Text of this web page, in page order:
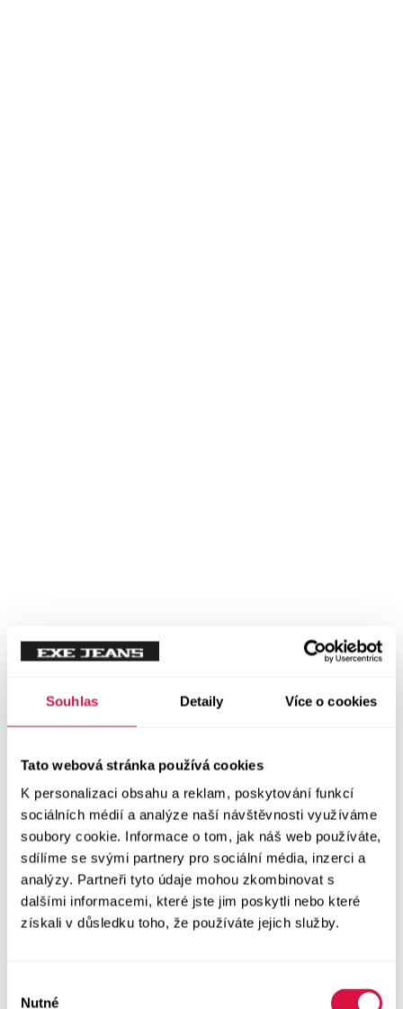
Souhlas Detaily Více o cookies
Tato webová stránka používá cookies
K personalizaci obsahu a reklam, poskytování funkcí
sociálních médií a analýze naší návštěvnosti využíváme
soubory cookie. Informace o tom, jak náš web používáte,
sdílíme se svými partnery pro sociální média, inzerci a
analýzy. Partneři tyto údaje mohou zkombinovat s
dalšími informacemi, které jste jim poskytli nebo které
získali v důsledku toho, že používáte jejich služby.
Nutné